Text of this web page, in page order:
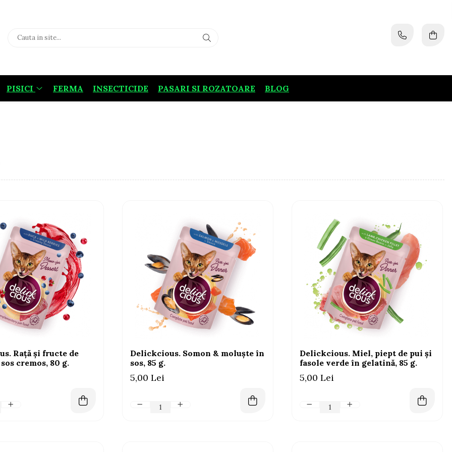
PISICI FERMA INSECTICIDE PASARI SI ROZATOARE BLOG
Rață și fructe de
cremos, 80 g.
Delickcious. Somon & moluște în
sos, 85 g.
5,00 Lei
Delickcious. Miel, piept de pui și
fasole verde în gelatină, 85 g.
5,00 Lei